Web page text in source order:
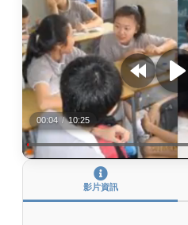
00:04 / 10:25
影片資訊